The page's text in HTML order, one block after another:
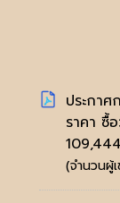
ประกาศ
ราคา ซื้
(จำนวนผู้